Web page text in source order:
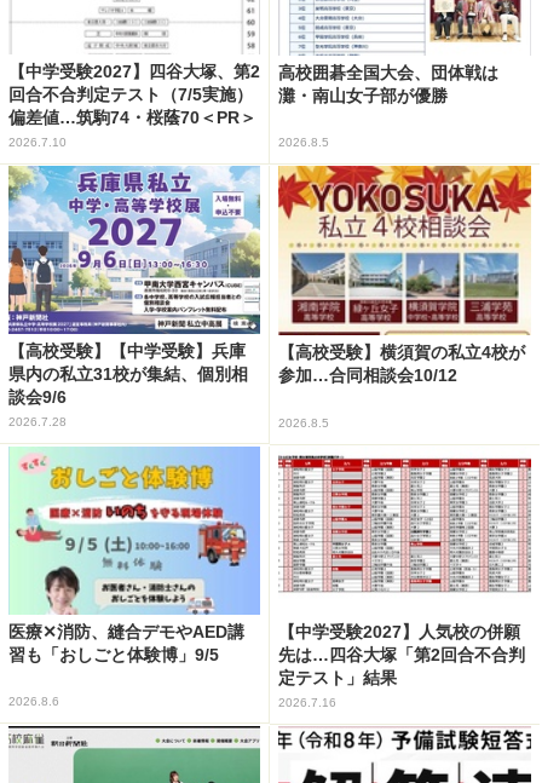
【中学受験2027】四谷大塚、第2
回合不合判定テスト（7/5実施）
偏差値…筑駒74・桜蔭70＜PR＞
2026.7.10
高校囲碁全国大会、団体戦は
灘・南山女子部が優勝
2026.8.5
【高校受験】【中学受験】兵庫
県内の私立31校が集結、個別相
談会9/6
2026.7.28
【高校受験】横須賀の私立4校が
参加…合同相談会10/12
2026.8.5
医療✕消防、縫合デモやAED講
習も「おしごと体験博」9/5
2026.8.6
【中学受験2027】人気校の併願
先は…四谷大塚「第2回合不合判
定テスト」結果
2026.7.16